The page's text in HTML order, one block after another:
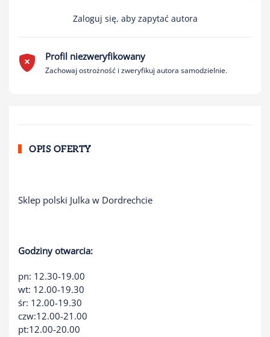
Zaloguj się, aby zapytać autora
Profil niezweryfikowany
Zachowaj ostrożność i zweryfikuj autora samodzielnie.
OPIS OFERTY
Sklep polski Julka w Dordrechcie
Godziny otwarcia:
pn: 12.30-19.00
wt: 12.00-19.30
śr: 12.00-19.30
czw:12.00-21.00
pt:12.00-20.00